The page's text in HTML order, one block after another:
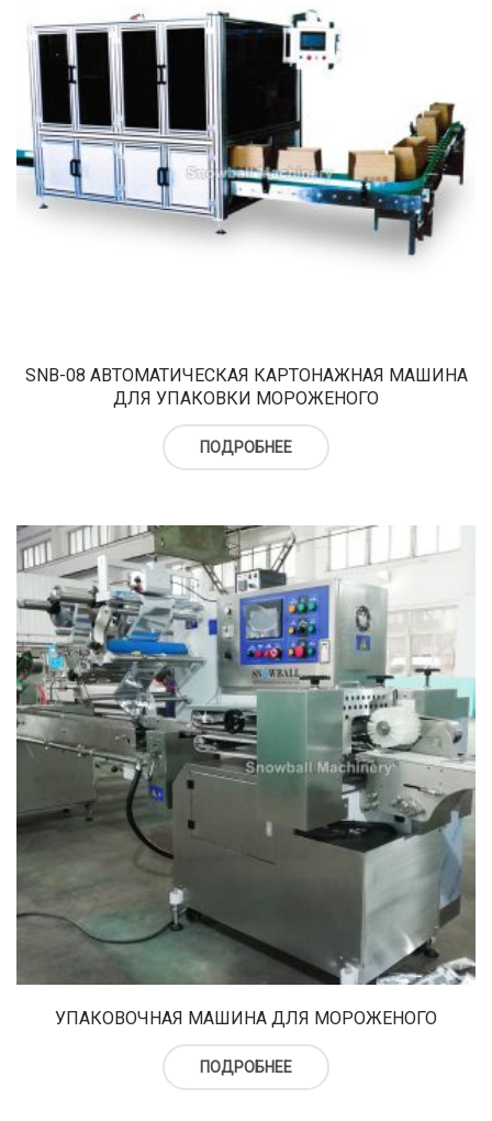
SNB-08 АВТОМАТИЧЕСКАЯ КАРТОНАЖНАЯ МАШИНА
ДЛЯ УПАКОВКИ МОРОЖЕНОГО
ПОДРОБНЕЕ
УПАКОВОЧНАЯ МАШИНА ДЛЯ МОРОЖЕНОГО
ПОДРОБНЕЕ